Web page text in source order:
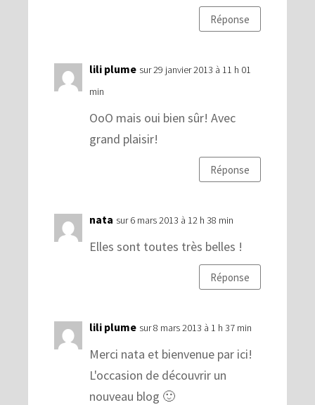
Réponse
lili plume sur 29 janvier 2013 à 11 h 01
min
OoO mais oui bien sûr! Avec
grand plaisir!
Réponse
nata sur 6 mars 2013 à 12 h 38 min
Elles sont toutes très belles !
Réponse
lili plume sur 8 mars 2013 à 1 h 37 min
Merci nata et bienvenue par ici!
L'occasion de découvrir un
nouveau blog 🙂